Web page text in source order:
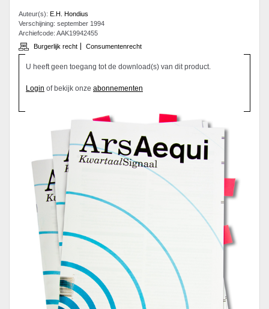
Auteur(s): E.H. Hondius
Verschijning: september 1994
Archiefcode: AAK19942455
Burgerlijk recht
Consumentenrecht
U heeft geen toegang tot de download(s) van dit product.
Login of bekijk onze abonnementen